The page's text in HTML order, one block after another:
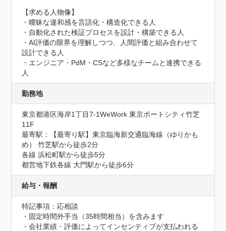
【求める人物像】
・曖昧な違和感を言語化・構造化できる人
・自動化された検証プロセスを設計・構築できる人
・AI評価の限界を理解しつつ、人間評価と組み合わせて
設計できる人
・エンジニア・PdM・CSなど多様なチームと連携できる
人
勤務地
東京都港区海岸1丁目7-1WeWork 東京ポートシティ竹芝
11F
最寄駅：【最寄り駅】東京臨海新交通臨海線（ゆりかも
め） 竹芝駅から徒歩2分
各線 浜松町駅から徒歩5分
都営地下鉄各線 大門駅から徒歩6分
給与・報酬
特記事項：応相談
・固定時間外手当（35時間相当）を含みます
・会社業績・評価によってインセンティブが支払われる